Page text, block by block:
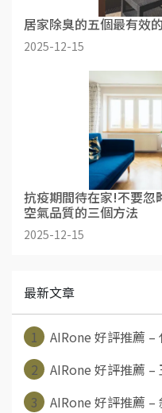
居家除臭的五個最有效
2025-12-15
抗疫期間待在家!不要忽
空氣品質的三個方法
2025-12-15
最新文章
1
AIRone 好評推薦 –
2
AIRone 好評推薦 –
3
AIRone 好評推薦